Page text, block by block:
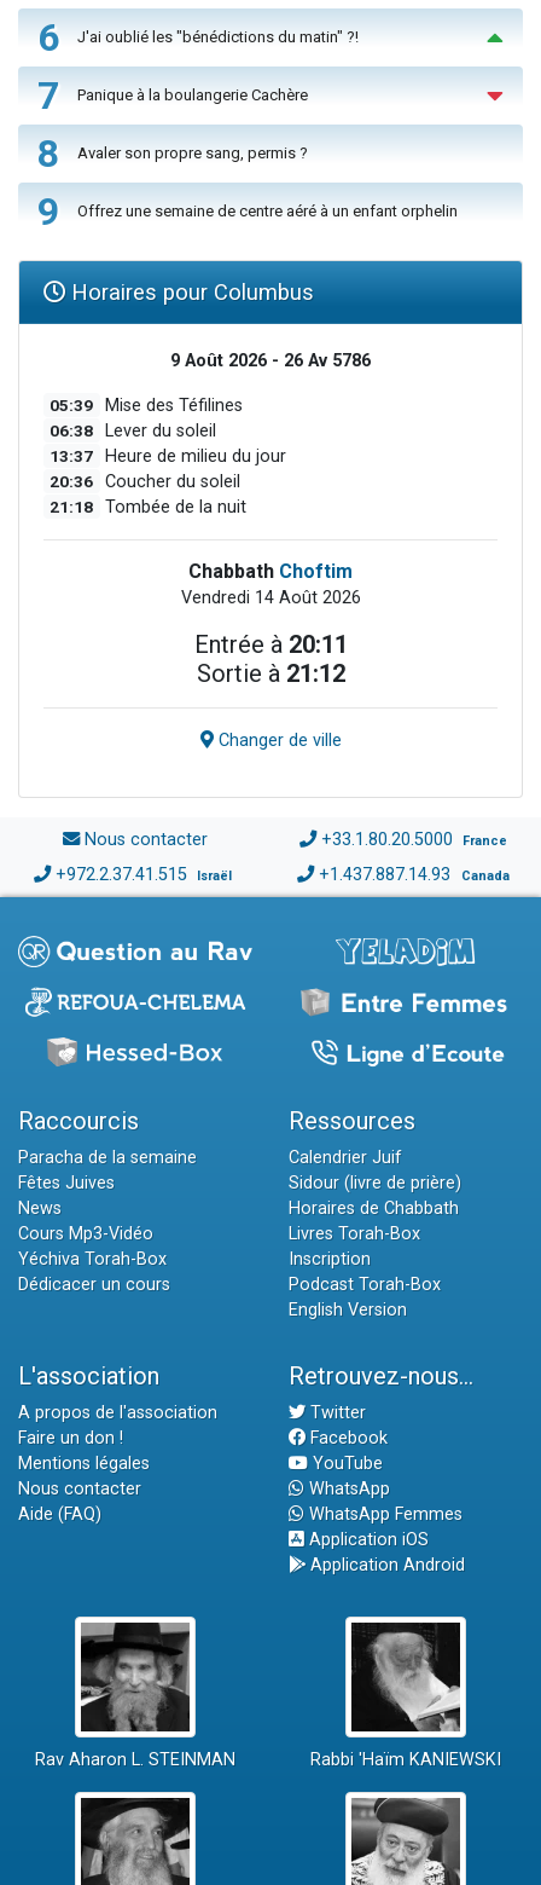
6 J'ai oublié les "bénédictions du matin" ?!
7 Panique à la boulangerie Cachère
8 Avaler son propre sang, permis ?
9 Offrez une semaine de centre aéré à un enfant orphelin
Horaires pour Columbus
9 Août 2026 - 26 Av 5786
05:39 Mise des Téfilines
06:38 Lever du soleil
13:37 Heure de milieu du jour
20:36 Coucher du soleil
21:18 Tombée de la nuit
Chabbath Choftim
Vendredi 14 Août 2026
Entrée à 20:11
Sortie à 21:12
Changer de ville
Nous contacter +33.1.80.20.5000 France
+972.2.37.41.515 Israël +1.437.887.14.93 Canada
Raccourcis
Paracha de la semaine
Fêtes Juives
News
Cours Mp3-Vidéo
Yéchiva Torah-Box
Dédicacer un cours
Ressources
Calendrier Juif
Sidour (livre de prière)
Horaires de Chabbath
Livres Torah-Box
Inscription
Podcast Torah-Box
English Version
L'association
A propos de l'association
Faire un don !
Mentions légales
Nous contacter
Aide (FAQ)
Retrouvez-nous...
Twitter
Facebook
YouTube
WhatsApp
WhatsApp Femmes
Application iOS
Application Android
Rav Aharon L. STEINMAN Rabbi 'Haïm KANIEWSKI